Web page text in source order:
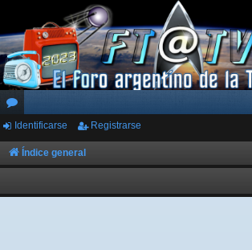
or
os
Identificarse Registrarse
Índice general